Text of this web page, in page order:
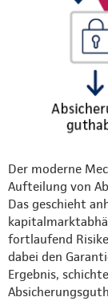
Der moderne
Aufteilung von
Das geschieht
fortlaufend
dabei den
Ergebnis,